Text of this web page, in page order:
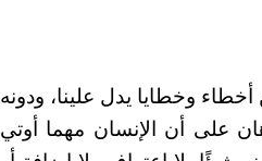
أخطاء وخطايا يدل علينا، ودونه
على أن الإنسان مهما أوتي